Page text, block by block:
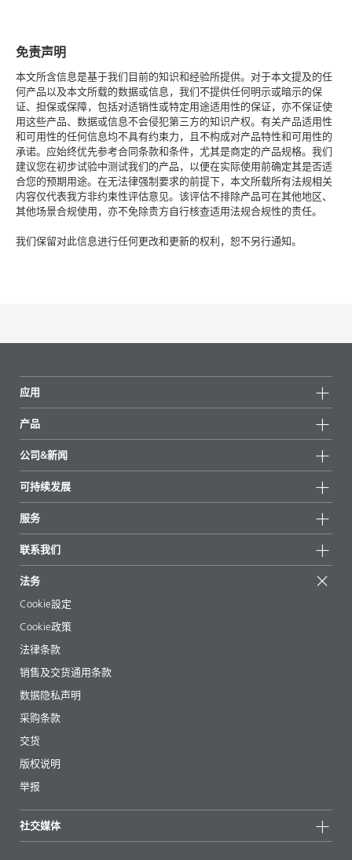
免责声明
本文所含信息是基于我们目前的知识和经验所提供。对于本文提及的任
何产品以及本文所载的数据或信息，我们不提供任何明示或暗示的保
证、担保或保障，包括对适销性或特定用途适用性的保证，亦不保证使
用这些产品、数据或信息不会侵犯第三方的知识产权。有关产品适用性
和可用性的任何信息均不具有约束力，且不构成对产品特性和可用性的
承诺。应始终优先参考合同条款和条件，尤其是商定的产品规格。我们
建议您在初步试验中测试我们的产品，以便在实际使用前确定其是否适
合您的预期用途。在无法律强制要求的前提下，本文所载所有法规相关
内容仅代表我方非约束性评估意见。该评估不排除产品可在其他地区、
其他场景合规使用，亦不免除贵方自行核查适用法规合规性的责任。
我们保留对此信息进行任何更改和更新的权利，恕不另行通知。
应用
产品
所有产品
重点推荐
公司&新闻
新闻
新闻和媒体
地区和分销商
展会和活动
可持续发展
可持续产品
成功案例
EcoVadis
认证
服务
起始配方
文章
电子书
法规事务
助剂指南 App
视频
下载
联系我们
法务
Cookie設定
Cookie政策
法律条款
销售及交货通用条款
数据隐私声明
采购条款
交货
版权说明
举报
社交媒体